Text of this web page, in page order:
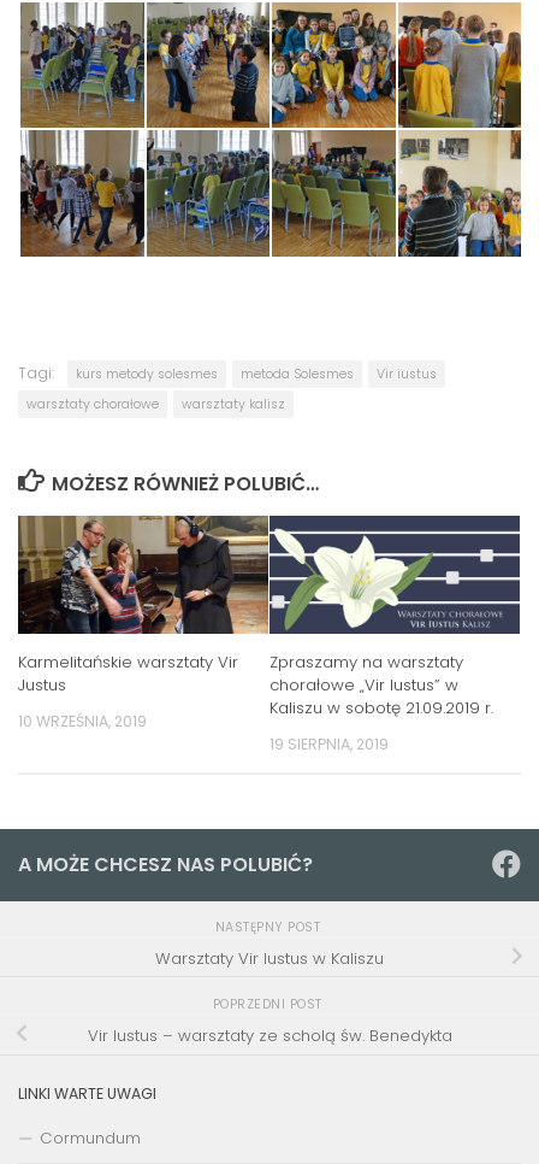
Tagi: kurs metody solesmes metoda Solesmes
Vir iustus
warsztaty chorałowe
warsztaty kalisz
MOŻESZ RÓWNIEŻ POLUBIĆ…
Karmelitańskie warsztaty Vir
Justus
10 WRZEŚNIA, 2019
Zpraszamy na warsztaty
chorałowe „Vir Iustus” w
Kaliszu w sobotę 21.09.2019 r.
19 SIERPNIA, 2019
A MOŻE CHCESZ NAS POLUBIĆ?
NASTĘPNY POST
Warsztaty Vir Iustus w Kaliszu
POPRZEDNI POST
Vir Iustus – warsztaty ze scholą św. Benedykta
LINKI WARTE UWAGI
Cormundum